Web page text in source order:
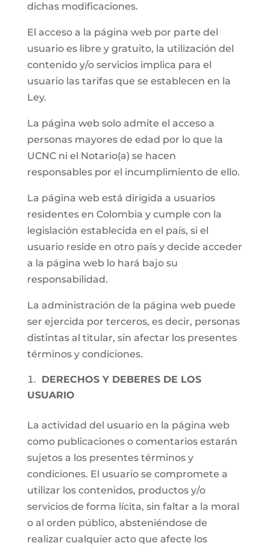
dichas modificaciones.
El acceso a la página web por parte del
usuario es libre y gratuito, la utilización del
contenido y/o servicios implica para el
usuario las tarifas que se establecen en la
Ley.
La página web solo admite el acceso a
personas mayores de edad por lo que la
UCNC ni el Notario(a) se hacen
responsables por el incumplimiento de ello.
La página web está dirigida a usuarios
residentes en Colombia y cumple con la
legislación establecida en el país, si el
usuario reside en otro país y decide acceder
a la página web lo hará bajo su
responsabilidad.
La administración de la página web puede
ser ejercida por terceros, es decir, personas
distintas al titular, sin afectar los presentes
términos y condiciones.
DERECHOS Y DEBERES DE LOS
USUARIO
La actividad del usuario en la página web
como publicaciones o comentarios estarán
sujetos a los presentes términos y
condiciones. El usuario se compromete a
utilizar los contenidos, productos y/o
servicios de forma lícita, sin faltar a la moral
o al orden público, absteniéndose de
realizar cualquier acto que afecte los